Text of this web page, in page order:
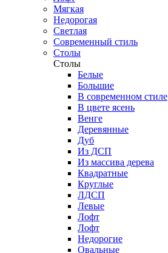
Мягкая
Недорогая
Светлая
Современный стиль
Столы
Столы
Белые
Большие
В современном стиле
В цвете ясень
Венге
Деревянные
Дуб
Из ДСП
Из массива дерева
Квадратные
Круглые
ЛДСП
Левые
Лофт
Лофт
Недорогие
Овальные